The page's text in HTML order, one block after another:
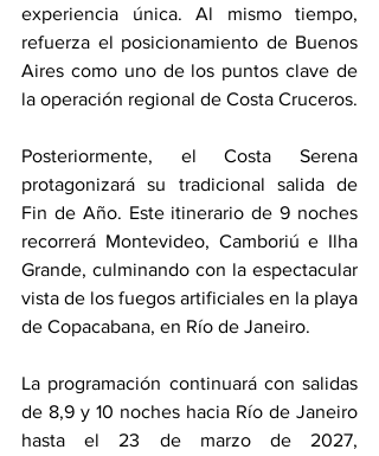
experiencia única. Al mismo tiempo,
refuerza el posicionamiento de Buenos
Aires como uno de los puntos clave de
la operación regional de Costa Cruceros.
Posteriormente, el Costa Serena
protagonizará su tradicional salida de
Fin de Año. Este itinerario de 9 noches
recorrerá Montevideo, Camboriú e Ilha
Grande, culminando con la espectacular
vista de los fuegos artificiales en la playa
de Copacabana, en Río de Janeiro.
La programación continuará con salidas
de 8,9 y 10 noches hacia Río de Janeiro
hasta el 23 de marzo de 2027,